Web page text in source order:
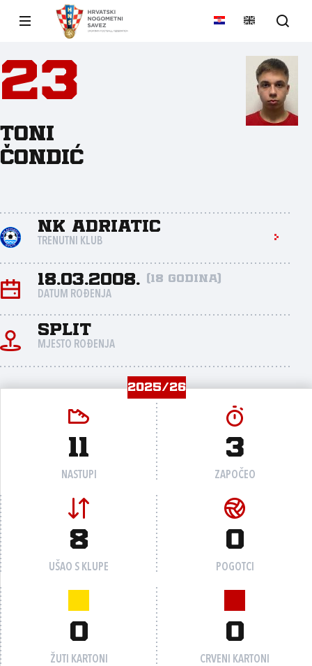
23
Toni
Čondić
NK Adriatic
TRENUTNI KLUB
18.03.2008. (18 godina)
DATUM ROĐENJA
Split
MJESTO ROĐENJA
2025/26
11
NASTUPI
3
ZAPOČEO
8
UŠAO S KLUPE
0
POGOTCI
0
ŽUTI KARTONI
0
CRVENI KARTONI